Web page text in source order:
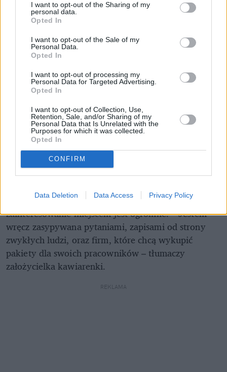
I want to opt-out of the Sharing of my
personal data.
Opted In
I want to opt-out of the Sale of my
Personal Data.
Opted In
I want to opt-out of processing my
Personal Data for Targeted Advertising.
Opted In
I want to opt-out of Collection, Use,
Retention, Sale, and/or Sharing of my
Personal Data that Is Unrelated with the
Purposes for which it was collected.
Opted In
CONFIRM
Data Deletion Data Access Privacy Policy
Fot. Facebook/Kawiarenka snu
Aby móc się bujać, najpierw trzeba się zapisać
Aby poczuć się błogo (ewentualnie jak jakiś owad
zwisający z sufitu w swoim kokonie) i – jak mówi
Magda – w "ramionach u mamy” najpierw trzeba
zapisać się na stronie vincipowernap.pl. Jedna sesja
trwa 55 minut i kosztuje 90 złotych. Pierwsze
wejście jest promocyjne, a jego cena to 55 zł. Uciąć
sobie drzemkę w kawiarence snu może każdy;
zarówno osoby prywatne, jak i pracownicy film. –
Ludzie zasypiają, czasem nawet na bardzo krótko,
Magdalena Filcek. Mimo kilku dni od otwarcia
zainteresowanie miejscem jest ogromne. – Jestem
wręcz zasypywana pytaniami, zapisami od strony
zwykłych ludzi, oraz firm, które chcą wykupić
pakiety dla swoich pracowników – tłumaczy
założycielka kawiarenki.
REKLAMA